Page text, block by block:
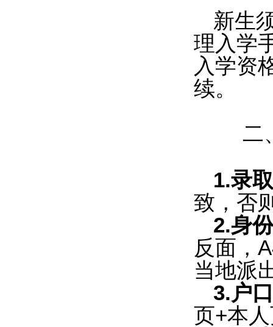
新生
理入学
入学资
续。
二
1.录
致，否
2.身
反面，
当地派
3.户
页+本